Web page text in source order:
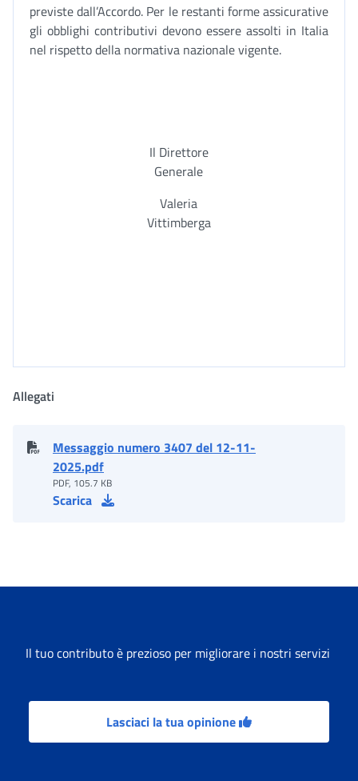
previste dall’Accordo. Per le restanti forme assicurative
gli obblighi contributivi devono essere assolti in Italia
nel rispetto della normativa nazionale vigente.
Il Direttore
Generale
Valeria
Vittimberga
Allegati
Messaggio numero 3407 del 12-11-
2025.pdf
PDF, 105.7 KB
Scarica
Il tuo contributo è prezioso per migliorare i nostri servizi
Lasciaci la tua opinione